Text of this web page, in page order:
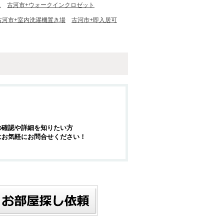
古河市+ウォークインクロゼット
河市+室内洗濯機置き場 古河市+即入居可
認や詳細を知りたい方
気軽にお問合せください！